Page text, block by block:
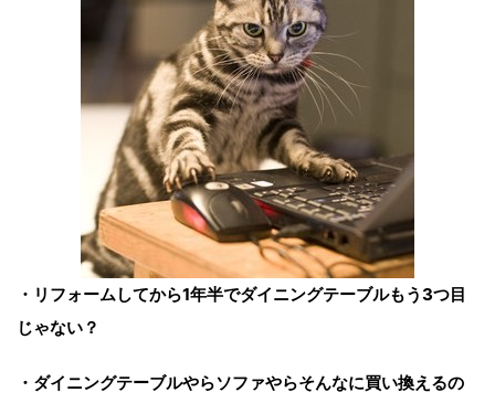
・リフォームしてから1年半でダイニングテーブルもう3つ目
じゃない？
・ダイニングテーブルやらソファやらそんなに買い換えるの